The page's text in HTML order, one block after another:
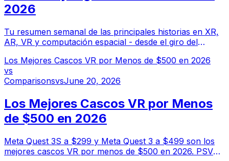
2026
Tu resumen semanal de las principales historias en XR,
AR, VR y computación espacial - desde el giro del
Galaxy Glasses y la tormenta de privacidad de Ray-Ban.
Los Mejores Cascos VR por Menos de $500 en 2026
vs
ComparisonsvsJune 20, 2026
Los Mejores Cascos VR por Menos
de $500 en 2026
Meta Quest 3S a $299 y Meta Quest 3 a $499 son los
mejores cascos VR por menos de $500 en 2026. PSVR2